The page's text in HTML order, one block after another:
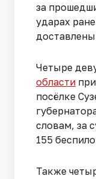
за
ударах
Четыре
области
посёлке
словам, за
155
Также